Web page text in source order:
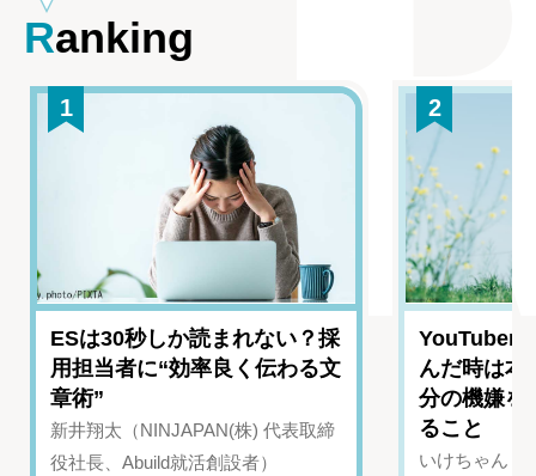
Ranking
1
ESは30秒しか読まれない？採
用担当者に“効率良く伝わる文
章術”
新井翔太（NINJAPAN(株) 代表取締
役社長、Abuild就活創設者）
2
YouTuber
んだ時は
分の機嫌を
ること
いけちゃん（